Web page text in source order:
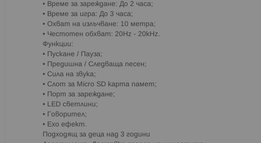
• Време за зареждане: До 2 часа;
• Време за игра: До 3 часа;
• Охват на излъчване: 10 метра;
• Честотен обхват: 20Hz - 20kHz.
Функции:
• Пускане / Пауза;
• Предишна / Следваща песен;
• Сила на звука;
• Слот за Micro SD карта памет;
• Порт за зареждане;
• LED светлини;
• Говорител;
• Ехо ефект.
Подходящ за деца над 3 години